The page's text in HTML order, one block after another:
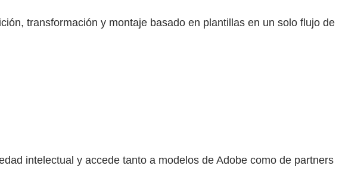
transformación y montaje basado en plantillas en un solo flujo de
intelectual y accede tanto a modelos de Adobe como de partners